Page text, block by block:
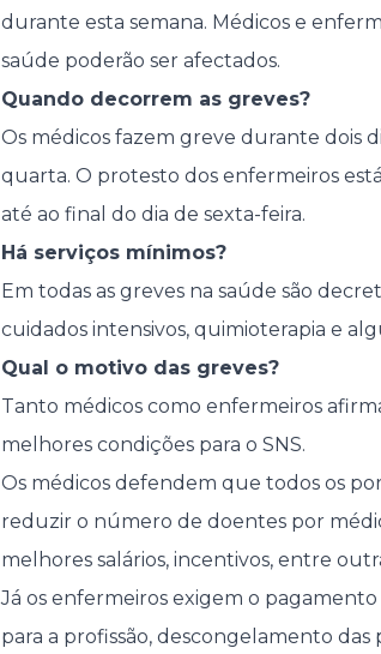
durante esta semana. Médicos e
saúde poderão ser afectados.
Quando decorrem as greves?
Os médicos fazem greve durante dois
quarta. O protesto dos enfermeiros
até ao final do dia de sexta-feira.
Há serviços mínimos?
Em todas as greves na saúde são
cuidados intensivos, quimioterapia e
Qual o motivo das greves?
Tanto médicos como enfermeiros
melhores condições para o SNS.
Os médicos defendem que todos os
reduzir o número de doentes por
melhores salários, incentivos, entre
Já os enfermeiros exigem o
para a profissão, descongelamento das